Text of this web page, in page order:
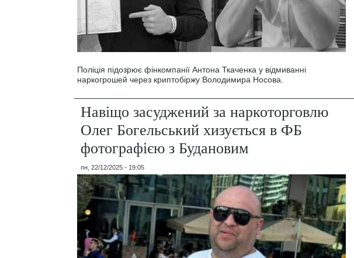
Поліція підозрює фінкомпанії Антона Ткаченка у відмиванні
наркогрошей через криптобіржу Володимира Носова.
Навіщо засуджений за наркоторговлю
Олег Богельський хизується в ФБ
фотографією з Будановим
пн, 22/12/2025 - 19:05